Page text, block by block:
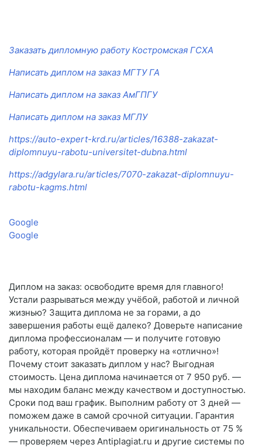
Заказать дипломную работу Костромская ГСХА
Написать диплом на заказ МГТУ ГА
Написать диплом на заказ АмГПГУ
Написать диплом на заказ МГЛУ
https://auto-expert-krd.ru/articles/16388-zakazat-
diplomnuyu-rabotu-universitet-dubna.html
https://adgylara.ru/articles/7070-zakazat-diplomnuyu-
rabotu-kagms.html
Google
Google
Диплом на заказ: освободите время для главного!
Устали разрываться между учёбой, работой и личной
жизнью? Защита диплома не за горами, а до
завершения работы ещё далеко? Доверьте написание
диплома профессионалам — и получите готовую
работу, которая пройдёт проверку на «отлично»!
Почему стоит заказать диплом у нас? Выгодная
стоимость. Цена диплома начинается от 7 950 руб. —
мы находим баланс между качеством и доступностью.
Сроки под ваш график. Выполним работу от 3 дней —
поможем даже в самой срочной ситуации. Гарантия
уникальности. Обеспечиваем оригинальность от 75 %
— проверяем через Antiplagiat.ru и другие системы по